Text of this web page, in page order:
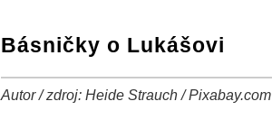
Básničky o Lukášovi
Autor / zdroj: Heide Strauch / Pixabay.com